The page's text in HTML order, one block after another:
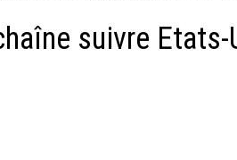
suivre Etats-